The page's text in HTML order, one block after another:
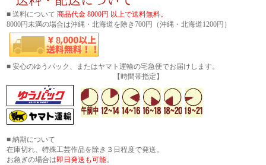
■ 送料について 商品代金 8000円 以上で送料無料。
8000円未満の場合は沖縄・北海道を除き700円（沖縄・北海道1200円）
■ 安心のゆうパック、またはヤマト運輸の宅急便でお届けします。
【時間帯指定】
■ 納期について
在庫切れ、特殊工芸作品を除き３日程度で発送。
お急ぎの場合は即日発送も可能。